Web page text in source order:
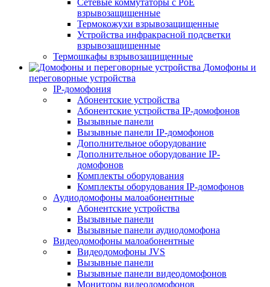
Сетевые коммутаторы с РоЕ
взрывозащищенные
Термокожухи взрывозащищенные
Устройства инфракрасной подсветки
взрывозащищенные
Термошкафы взрывозащищенные
Домофоны и
переговорные устройства
IP-домофония
Абонентские устройства
Абонентские устройства IP-домофонов
Вызывные панели
Вызывные панели IP-домофонов
Дополнительное оборудование
Дополнительное оборудование IP-
домофонов
Комплекты оборудования
Комплекты оборудования IP-домофонов
Аудиодомофоны малоабонентные
Абонентские устройства
Вызывные панели
Вызывные панели аудиодомофона
Видеодомофоны малоабонентные
Видеодомофоны JVS
Вызывные панели
Вызывные панели видеодомофонов
Мониторы видеодомофонов